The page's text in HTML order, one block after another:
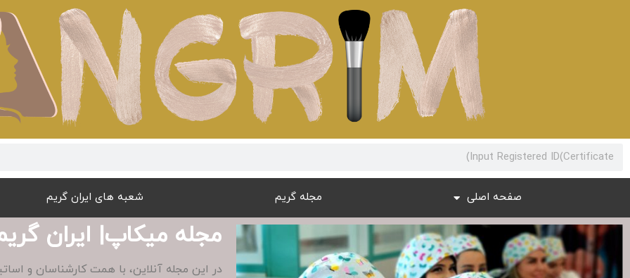
صفحه اصلی مجله گریم شعبه های ایران گریم
مجله میکاپ| ایران
در این مجله آنلاین، با همت کارشناسان و